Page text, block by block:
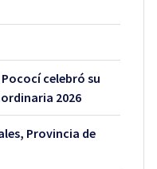
celebró su
2026
Provincia de